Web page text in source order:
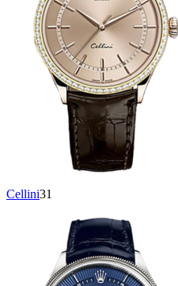
Cellini31